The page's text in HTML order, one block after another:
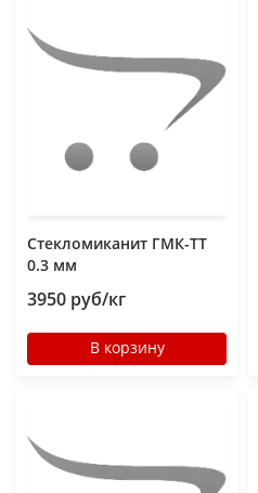
Стекломиканит ГМК-ТТ
0.3 мм
3950 руб/кг
В корзину